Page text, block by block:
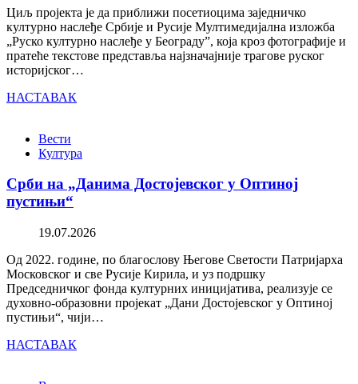
Циљ пројекта је да приближи посетиоцима заједничко
културно наслеђе Србије и Русије Мултимедијална изложба
„Руско културно наслеђе у Београду”, која кроз фотографије и
пратеће текстове представља најзначајније трагове руског
историјског…
НАСТАВАК
Вести
Култура
Срби на „Данима Достојевског у Оптиној
пустињи“
19.07.2026
Од 2022. године, по благослову Његове Светости Патријарха
Московског и све Русије Кирила, и уз подршку
Председничког фонда културних иницијатива, реализује се
духовно-образовни пројекат „Дани Достојевског у Оптиној
пустињи“, чији…
НАСТАВАК